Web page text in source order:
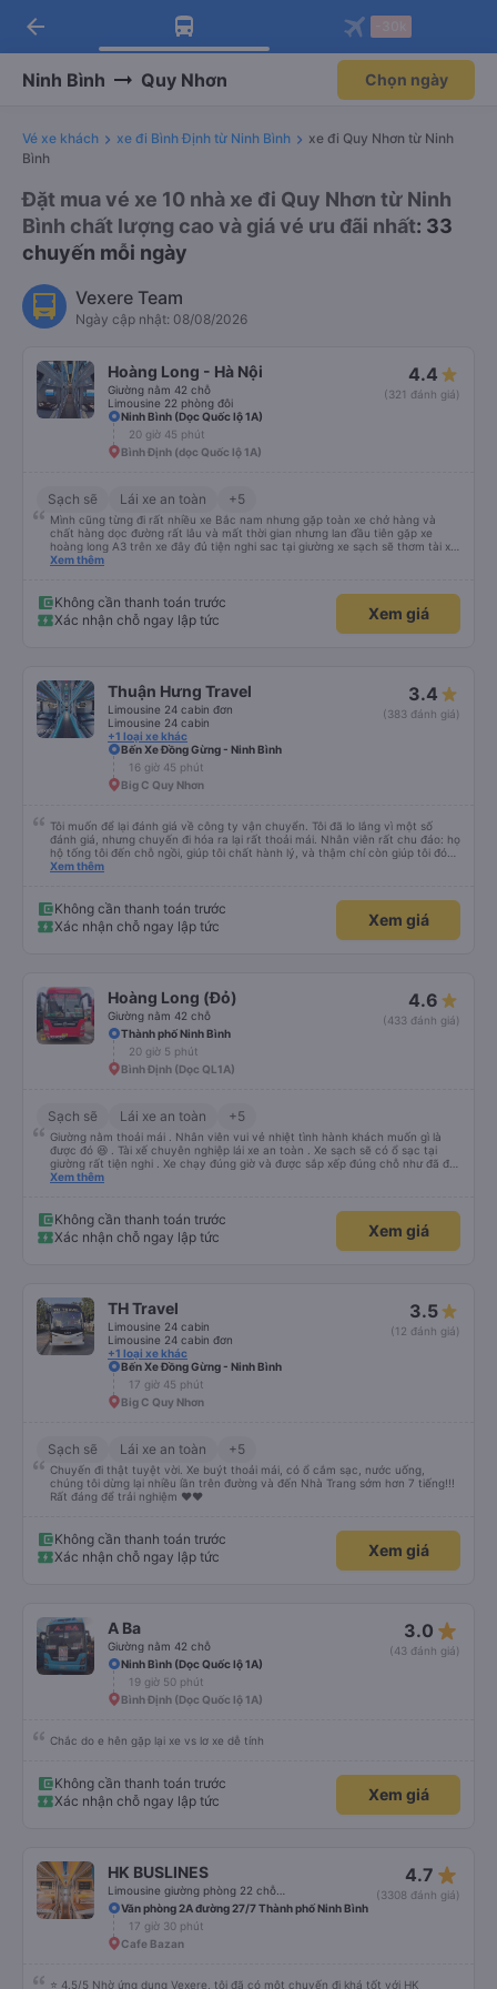
Tải app Vexere ngay!
Nhận ưu đãi thành viên độc
Mở app
Tải app Vexere
-30k/ghế khi đặt vé máy bay qua
Mở app
arrow_back
Ninh Bình Quy Nhơn Chọn ngày
Vé xe khách xe đi Bình Định từ Ninh Bình
xe đi Quy Nhơn từ Ninh
Bình
Đặt mua vé xe 10 nhà xe đi Quy Nhơn từ Ninh
Bình chất lượng cao và giá vé ưu đãi nhất: 33
chuyến mỗi ngày
Vexere Team
Ngày cập nhật: 08/08/2026
Hoàng Long - Hà Nội
Giường nằm 42 chỗ
Limousine 22 phòng đôi
4.4
(321 đánh giá)
Ninh Bình (Dọc Quốc lộ 1A)
20 giờ 45 phút
Bình Định (dọc Quốc lộ 1A)
Sạch sẽ Lái xe an toàn +5
Mình cũng từng đi rất nhiều xe Bắc nam nhưng gặp toàn xe chở hàng và
chất hàng dọc đường rất lâu và mất thời gian nhưng lan đầu tiên gặp xe
hoàng long A3 trên xe đây đủ tiện nghi sac tại giường xe sạch sẽ thơm tài xế
lo xe thoải mái vui tính sẽ con ung hô nhe
Xem thêm
Không cần thanh toán trước
Xác nhận chỗ ngay lập tức
Xem giá
Thuận Hưng Travel
Limousine 24 cabin đơn
Limousine 24 cabin
+1 loại xe khác
3.4
(383 đánh giá)
Bến Xe Đồng Gừng - Ninh Bình
16 giờ 45 phút
Big C Quy Nhơn
Tôi muốn để lại đánh giá về công ty vận chuyển. Tôi đã lo lắng vì một số
đánh giá, nhưng chuyến đi hóa ra lại rất thoải mái. Nhân viên rất chu đáo: họ
hộ tống tôi đến chỗ ngồi, giúp tôi chất hành lý, và thậm chí còn giúp tôi đóng
gói giày. Điểm trừ duy nhất là xe buýt đến sớm hơn một tiếng so với giờ khởi
chọn công ty này.
Xem thêm
Không cần thanh toán trước
Xác nhận chỗ ngay lập tức
Xem giá
Hoàng Long (Đỏ)
Giường nằm 42 chỗ
4.6
(433 đánh giá)
Thành phố Ninh Bình
20 giờ 5 phút
Bình Định (Dọc QL1A)
Sạch sẽ Lái xe an toàn +5
Giường nằm thoải mái . Nhân viên vui vẻ nhiệt tình hành khách muốn gì là
được đó 😆 . Tài xế chuyên nghiệp lái xe an toàn . Xe sạch sẽ có ổ sạc tại
giường rất tiện nghi . Xe chạy đúng giờ và được sắp xếp đúng chỗ như đã đặt
. Điểm 10 cho hoàng long đỏ 👍
Xem thêm
Không cần thanh toán trước
Xác nhận chỗ ngay lập tức
Xem giá
TH Travel
Limousine 24 cabin
Limousine 24 cabin đơn
+1 loại xe khác
3.5
(12 đánh giá)
Bến Xe Đồng Gừng - Ninh Bình
17 giờ 45 phút
Big C Quy Nhơn
Sạch sẽ Lái xe an toàn +5
Chuyến đi thật tuyệt vời. Xe buýt thoải mái, có ổ cắm sạc, nước uống,
chúng tôi dừng lại nhiều lần trên đường và đến Nhà Trang sớm hơn 7 tiếng!!!
Rất đáng để trải nghiệm ♥️♥️
Không cần thanh toán trước
Xác nhận chỗ ngay lập tức
Xem giá
A Ba
Giường nằm 42 chỗ
3.0 star_rate
(43 đánh giá)
Ninh Bình (Dọc Quốc lộ 1A)
19 giờ 50 phút
Bình Định (Dọc Quốc lộ 1A)
Chắc do e hên gặp lại xe vs lơ xe dễ tính
Không cần thanh toán trước
Xác nhận chỗ ngay lập tức
Xem giá
HK BUSLINES 4.7 star_rate
(3308 đánh giá)
Văn phòng 2A đường 27/7 Thành phố Ninh Bình
17 giờ 30 phút
Cafe Bazan
⭐ 4.5/5 Nhờ ứng dụng Vexere, tôi đã có một chuyến đi khá tốt với HK